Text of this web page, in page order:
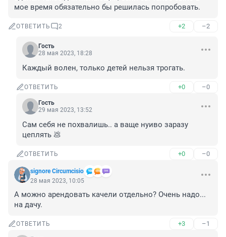
мое время обязательно бы решилась попробовать.
ОТВЕТИТЬ 2 +2 –2
Гость
28 мая 2023, 18:28
Каждый волен, только детей нельзя трогать.
ОТВЕТИТЬ +0 –0
Гость
29 мая 2023, 13:52
Сам себя не похвалишь.. а ваще нуиво заразу
цеплять 💩
ОТВЕТИТЬ +0 –0
signore Сircumcisio
28 мая 2023, 10:05
А можно арендовать качели отдельно? Очень надо...
на дачу.
ОТВЕТИТЬ +3 –1